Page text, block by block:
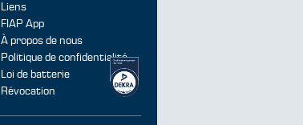
Liens
FIAP App
À propos de nous
Politique de confidentialité
Loi de batterie
Révocation